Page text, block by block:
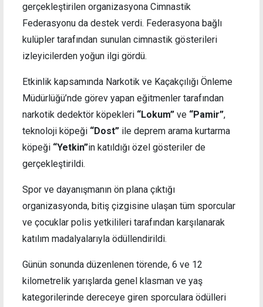
gerçekleştirilen organizasyona Cimnastik
Federasyonu da destek verdi. Federasyona bağlı
kulüpler tarafından sunulan cimnastik gösterileri
izleyicilerden yoğun ilgi gördü.
Etkinlik kapsamında Narkotik ve Kaçakçılığı Önleme
Müdürlüğü’nde görev yapan eğitmenler tarafından
narkotik dedektör köpekleri “Lokum” ve “Pamir”,
teknoloji köpeği “Dost” ile deprem arama kurtarma
köpeği “Yetkin”in katıldığı özel gösteriler de
gerçekleştirildi.
Spor ve dayanışmanın ön plana çıktığı
organizasyonda, bitiş çizgisine ulaşan tüm sporcular
ve çocuklar polis yetkilileri tarafından karşılanarak
katılım madalyalarıyla ödüllendirildi.
Günün sonunda düzenlenen törende, 6 ve 12
kilometrelik yarışlarda genel klasman ve yaş
kategorilerinde dereceye giren sporculara ödülleri